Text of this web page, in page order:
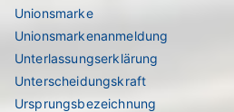
Unionsmarke
Unionsmarkenanmeldung
Unterlassungserklärung
Unterscheidungskraft
Ursprungsbezeichnung